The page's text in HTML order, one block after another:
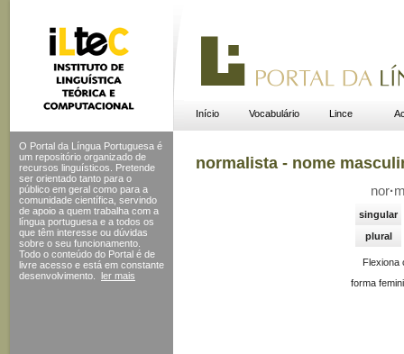
Início Vocabulário Lince
O Portal da Língua Portuguesa é
um repositório organizado de
recursos linguísticos. Pretende
ser orientado tanto para o
público em geral como para a
comunidade científica, servindo
de apoio a quem trabalha com a
língua portuguesa e a todos os
que têm interesse ou dúvidas
sobre o seu funcionamento.
Todo o conteúdo do Portal é de
livre acesso e está em constante
desenvolvimento.
ler mais
normalista - nome
nor·
singular
plural
Flexiona
forma